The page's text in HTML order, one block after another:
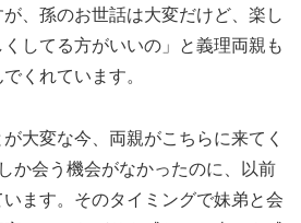
、孫のお世話は大変だけど、楽し
してる方がいいの」と義理両親も
くれています。
大変な今、両親がこちらに来てく
か会う機会がなかったのに、以前
ます。そのタイミングで妹弟と会